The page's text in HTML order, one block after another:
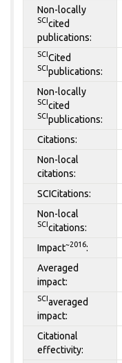
Non-locally
SCI cited
publications:
SCI Cited
SCI publications:
Non-locally
SCI cited
SCI publications:
Citations:
Non-local
citations:
SCICitations:
Non-local
SCI citations:
Impact~2016:
Averaged
impact:
SCI averaged
impact:
Citational
effectivity: